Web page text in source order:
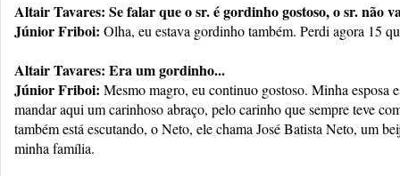
Altair Tavares: Se falar que o sr. é gordinho gostoso, o sr. não
Júnior Friboi: Olha, eu estava gordinho também. Perdi agora 15
Altair Tavares: Era um gordinho...
Júnior Friboi: Mesmo magro, eu continuo gostoso. Minha esposa
mandar aqui um carinhoso abraço, pelo carinho que sempre teve
também está escutando, o Neto, ele chama José Batista Neto, um
minha família.